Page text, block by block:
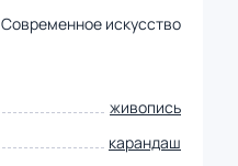
Современное искусство
живопись
карандаш